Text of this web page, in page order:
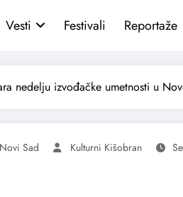
Vesti Festivali Reportaže
nedelju izvođačke umetnosti u
Novi Sad Kulturni Kišobran